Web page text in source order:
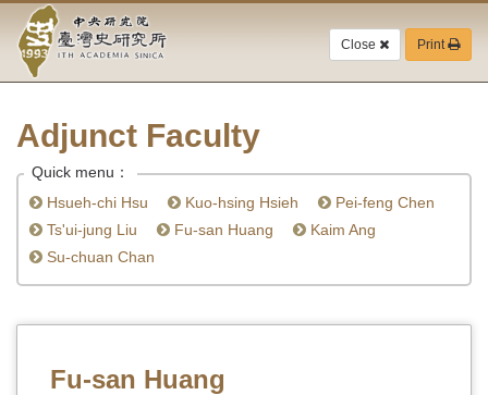
Jump
the
main
block
Academia
Sinica-
History
Institute-
Home
Close Print
Adjunct Faculty
Quick menu：
Hsueh-chi Hsu
Kuo-hsing Hsieh
Pei-feng Chen
Ts'ui-jung Liu
Fu-san Huang
Kaim Ang
Su-chuan Chan
Fu-san Huang